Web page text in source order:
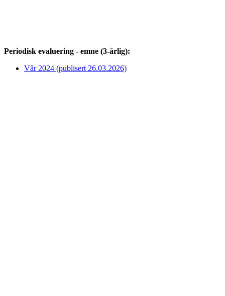
Periodisk evaluering - emne (3-årlig):
Vår 2024 (publisert 26.03.2026)